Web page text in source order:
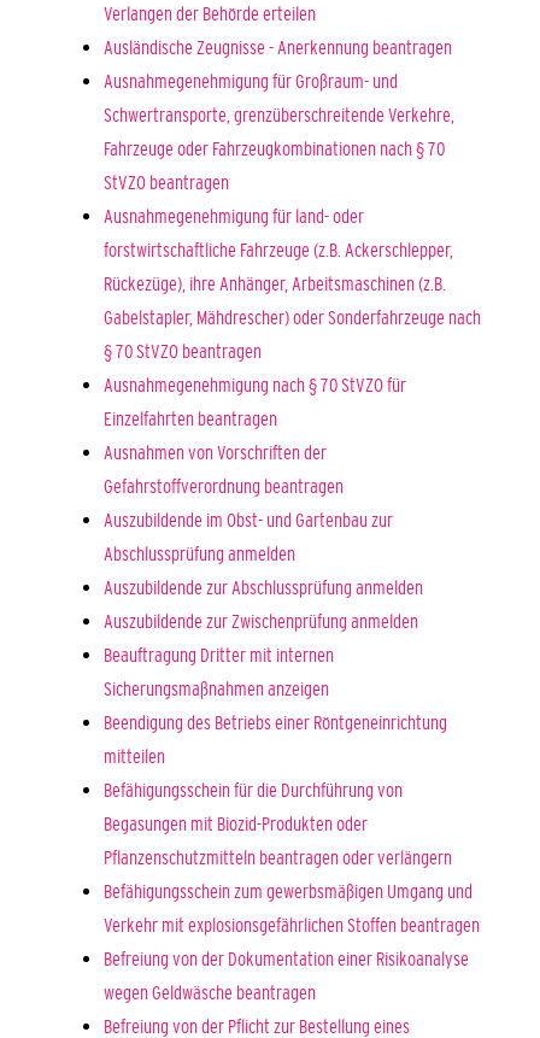
Verlangen der Behörde erteilen
Ausländische Zeugnisse - Anerkennung beantragen
Ausnahmegenehmigung für Großraum- und
Schwertransporte, grenzüberschreitende Verkehre,
Fahrzeuge oder Fahrzeugkombinationen nach § 70
StVZO beantragen
Ausnahmegenehmigung für land- oder
forstwirtschaftliche Fahrzeuge (z.B. Ackerschlepper,
Rückezüge), ihre Anhänger, Arbeitsmaschinen (z.B.
Gabelstapler, Mähdrescher) oder Sonderfahrzeuge nach
§ 70 StVZO beantragen
Ausnahmegenehmigung nach § 70 StVZO für
Einzelfahrten beantragen
Ausnahmen von Vorschriften der
Gefahrstoffverordnung beantragen
Auszubildende im Obst- und Gartenbau zur
Abschlussprüfung anmelden
Auszubildende zur Abschlussprüfung anmelden
Auszubildende zur Zwischenprüfung anmelden
Beauftragung Dritter mit internen
Sicherungsmaßnahmen anzeigen
Beendigung des Betriebs einer Röntgeneinrichtung
mitteilen
Befähigungsschein für die Durchführung von
Begasungen mit Biozid-Produkten oder
Pflanzenschutzmitteln beantragen oder verlängern
Befähigungsschein zum gewerbsmäßigen Umgang und
Verkehr mit explosionsgefährlichen Stoffen beantragen
Befreiung von der Dokumentation einer Risikoanalyse
wegen Geldwäsche beantragen
Befreiung von der Pflicht zur Bestellung eines